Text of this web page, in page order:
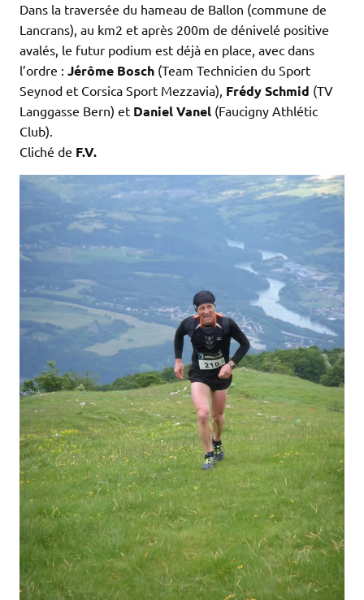
Dans la traversée du hameau de Ballon (commune de
Lancrans), au km2 et après 200m de dénivelé positive
avalés, le futur podium est déjà en place, avec dans
l’ordre : Jérôme Bosch (Team Technicien du Sport
Seynod et Corsica Sport Mezzavia), Frédy Schmid (TV
Langgasse Bern) et Daniel Vanel (Faucigny Athlétic
Club).
Cliché de F.V.